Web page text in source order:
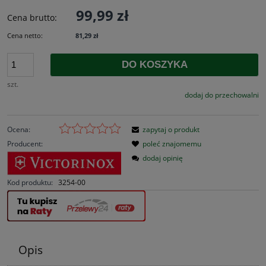
Cena brutto: 99,99 zł
Cena netto: 81,29 zł
szt.
DO KOSZYKA
dodaj do przechowalni
Ocena:
Producent:
Kod produktu: 3254-00
zapytaj o produkt
poleć znajomemu
dodaj opinię
Opis